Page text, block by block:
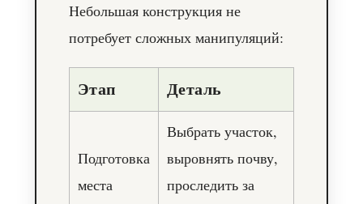
Небольшая конструкция не
потребует сложных манипуляций:
Этап Деталь
Подготовка
места
Выбрать участок,
выровнять почву,
проследить за